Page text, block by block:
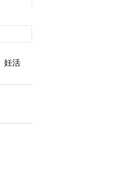
妊活